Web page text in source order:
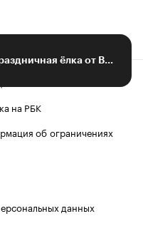
Омск украсила новогодняя праздничная ёлка от ВТБ
на РБК
об ограничениях
данных